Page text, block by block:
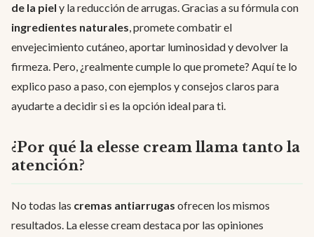
de la piel y la reducción de arrugas. Gracias a su fórmula con
ingredientes naturales, promete combatir el
envejecimiento cutáneo, aportar luminosidad y devolver la
firmeza. Pero, ¿realmente cumple lo que promete? Aquí te lo
explico paso a paso, con ejemplos y consejos claros para
ayudarte a decidir si es la opción ideal para ti.
¿Por qué la elesse cream llama tanto la
atención?
No todas las cremas antiarrugas ofrecen los mismos
resultados. La elesse cream destaca por las opiniones